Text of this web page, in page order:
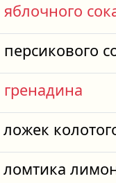
яблочного
персикового
гренадина
ложек
ломтика